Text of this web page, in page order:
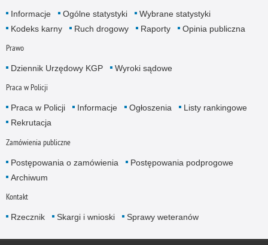
Informacje Ogólne statystyki
Wybrane statystyki
Kodeks karny
Ruch drogowy Raporty Opinia publiczna
Prawo
Dziennik Urzędowy KGP Wyroki sądowe
Praca w Policji
Praca w Policji Informacje Ogłoszenia
Listy rankingowe
Rekrutacja
Zamówienia publiczne
Postępowania o zamówienia
Postępowania podprogowe
Archiwum
Kontakt
Rzecznik Skargi i wnioski Sprawy weteranów